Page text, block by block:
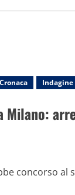
Cronaca Indagine
concorso